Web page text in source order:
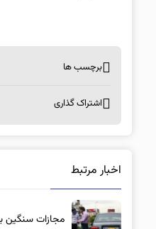
برچسب ها
اشتراک گذاری
اخبار مرتبط
مجازات سنگین